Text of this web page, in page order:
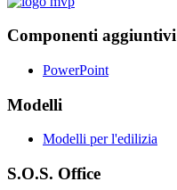
Componenti aggiuntivi
PowerPoint
Modelli
Modelli per l'edilizia
S.O.S. Office